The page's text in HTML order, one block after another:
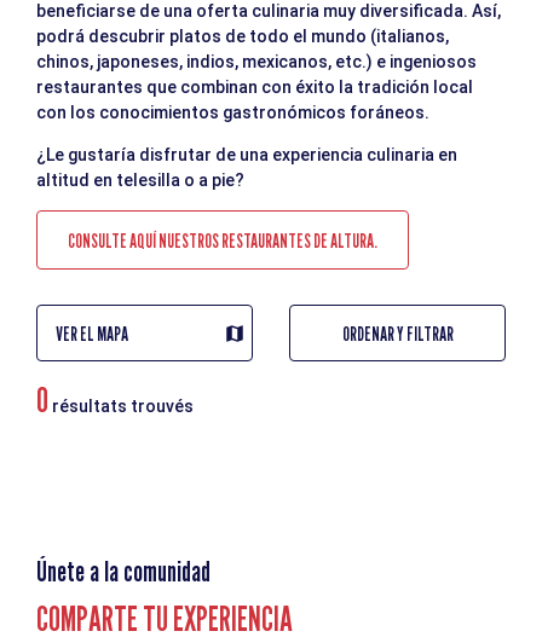
beneficiarse de una oferta culinaria muy diversificada. Así,
podrá descubrir platos de todo el mundo (italianos,
chinos, japoneses, indios, mexicanos, etc.) e ingeniosos
restaurantes que combinan con éxito la tradición local
con los conocimientos gastronómicos foráneos.
¿Le gustaría disfrutar de una experiencia culinaria en
altitud en telesilla o a pie?
CONSULTE AQUÍ NUESTROS RESTAURANTES DE ALTURA.
VER EL MAPA ORDENAR Y FILTRAR
0 résultats trouvés
Únete a la comunidad
COMPARTE TU EXPERIENCIA